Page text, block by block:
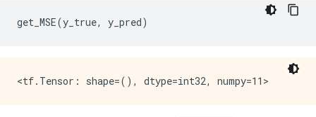
  }
}
  input: "cond/Identity_1"
get_MSE(y_true, y_pred)